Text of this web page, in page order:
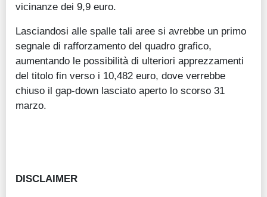
vicinanze dei 9,9 euro.
Lasciandosi alle spalle tali aree si avrebbe un primo
segnale di rafforzamento del quadro grafico,
aumentando le possibilità di ulteriori apprezzamenti
del titolo fin verso i 10,482 euro, dove verrebbe
chiuso il gap-down lasciato aperto lo scorso 31
marzo.
DISCLAIMER